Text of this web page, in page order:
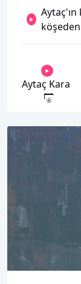
köşeden
Aytaç Kara
00:16